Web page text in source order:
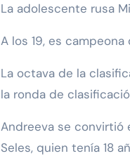
La adolescente rusa
A los 19, es campeona
La octava de la
la ronda de
Andreeva se convirtió
Seles, quien tenía 18